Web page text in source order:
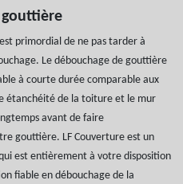
gouttière
primordial de ne pas tarder à
Le débouchage de gouttière
à courte durée comparable aux
étanchéité de la toiture et le mur
avant de faire
gouttière. LF Couverture est un
est entièrement à votre disposition
fiable en débouchage de la